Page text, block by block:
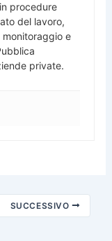
procedure
del lavoro,
monitoraggio e
private.
SUCCESSIVO